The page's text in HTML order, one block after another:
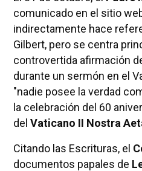
comunicado en el sitio
indirectamente hace
Gilbert, pero se centra
controvertida afirmación
durante un sermón en el
"nadie posee la verdad
la celebración del 60
del Vaticano II Nostra
Citando las Escrituras, el
documentos papales de